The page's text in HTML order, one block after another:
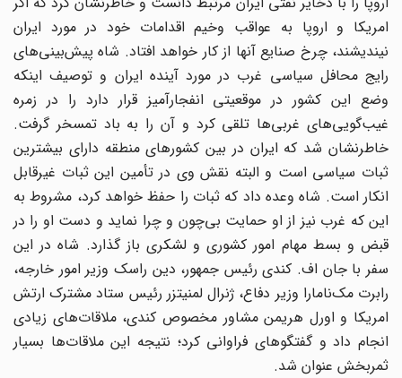
امریکا و اروپا به عواقب وخیم اقدامات خود در مورد ایران
نیندیشند، چرخ صنایع آنها از کار خواهد افتاد. شاه پیش‌بینی‌های
رایج محافل سیاسی غرب در مورد آینده ایران و توصیف اینکه
وضع این کشور در موقعیتی انفجارآمیز قرار دارد را در زمره
غیب‌گویی‌های غربی‌ها تلقی کرد و آن را به باد تمسخر گرفت.
خاطرنشان شد که ایران در بین کشورهای منطقه دارای بیشترین
ثبات سیاسی است و البته نقش وی در تأمین این ثبات غیرقابل
انکار است. شاه وعده داد که ثبات را حفظ خواهد کرد، مشروط به
این که غرب نیز از او حمایت بی‌چون و چرا نماید و دست او را در
قبض و بسط مهام امور کشوری و لشکری باز گذارد. شاه در این
سفر با جان اف. کندی رئیس جمهور، دین راسک وزیر امور خارجه،
رابرت مک‌نامارا وزیر دفاع، ژنرال لمنیتزر رئیس ستاد مشترک ارتش
امریکا و اورل هریمن مشاور مخصوص کندی، ملاقات‌های زیادی
انجام داد و گفتگوهای فراوانی کرد؛ نتیجه این ملاقات‌ها بسیار
ثمربخش عنوان شد.